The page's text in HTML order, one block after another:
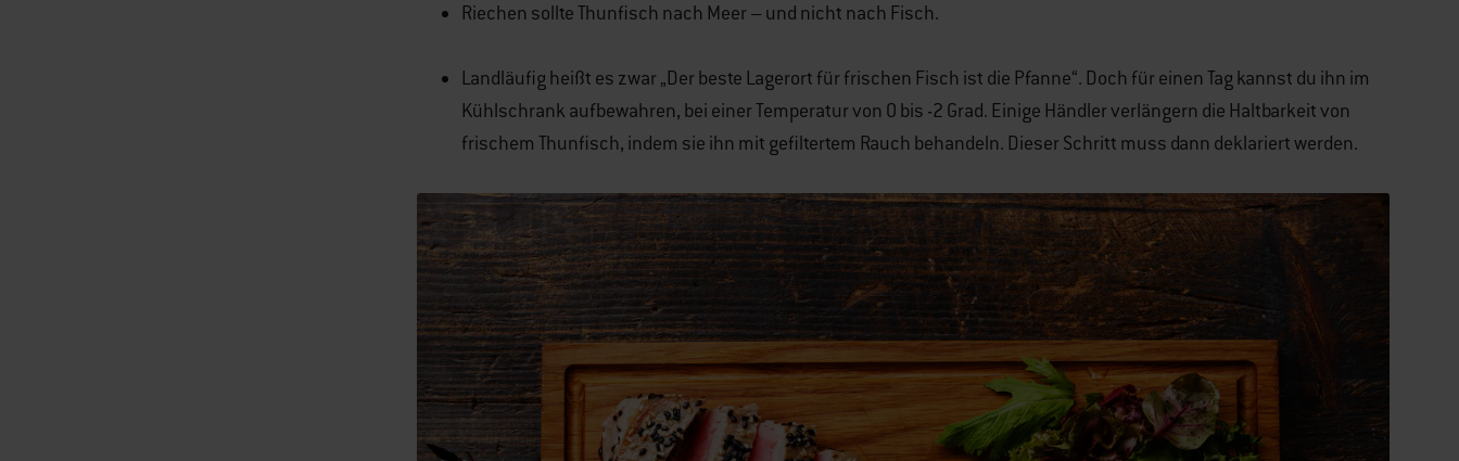
Riechen sollte Thunfisch nach Meer – und nicht nach Fisch.
Landläufig heißt es zwar „Der beste Lagerort für frischen Fisch ist die Pfanne“. Doch für einen Tag kannst du ihn im
Kühlschrank aufbewahren, bei einer Temperatur von 0 bis -2 Grad. Einige Händler verlängern die Haltbarkeit von
frischem Thunfisch, indem sie ihn mit gefiltertem Rauch behandeln. Dieser Schritt muss dann deklariert werden.